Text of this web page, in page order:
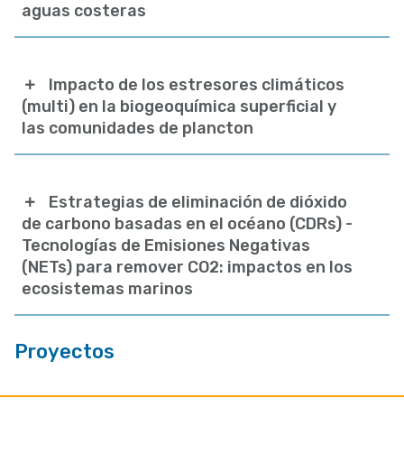
aguas costeras
Impacto de los estresores climáticos
(multi) en la biogeoquímica superficial y
las comunidades de plancton
Estrategias de eliminación de dióxido
de carbono basadas en el océano (CDRs) -
Tecnologías de Emisiones Negativas
(NETs) para remover CO2: impactos en los
ecosistemas marinos
Proyectos